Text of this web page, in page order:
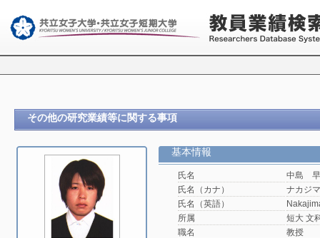
その他の研究業績等に関する事項
基本情報
氏名
中島
氏名（カナ）
ナカジ
氏名（英語）
所属
短大 文
職名
教授